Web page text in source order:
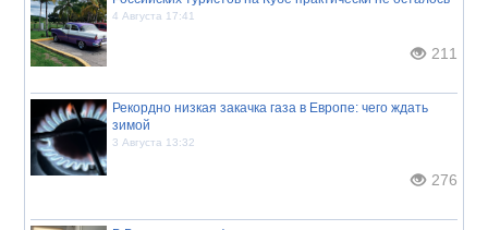
4 Августа 17:41
211
Рекордно низкая закачка газа в Европе: чего ждать
зимой
3 Августа 13:32
276